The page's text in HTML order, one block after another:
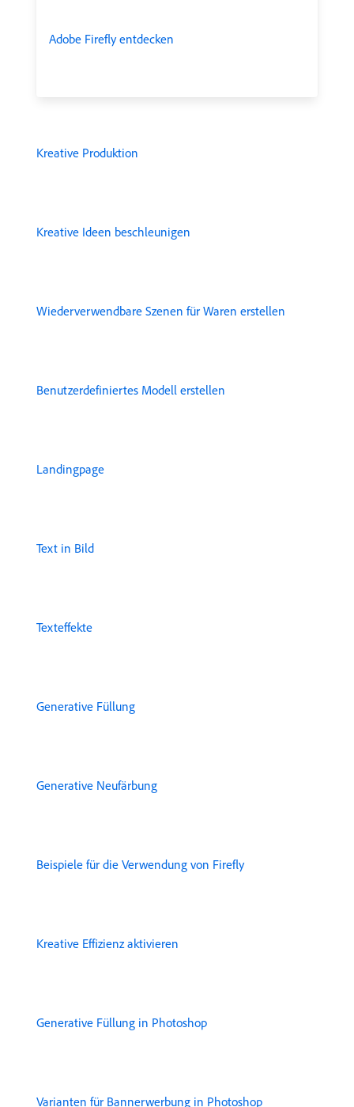
Adobe Firefly entdecken
Kreative Produktion
Kreative Ideen beschleunigen
Wiederverwendbare Szenen für Waren erstellen
Benutzerdefiniertes Modell erstellen
Landingpage
Text in Bild
Texteffekte
Generative Füllung
Generative Neufärbung
Beispiele für die Verwendung von Firefly
Kreative Effizienz aktivieren
Generative Füllung in Photoshop
Varianten für Bannerwerbung in Photoshop